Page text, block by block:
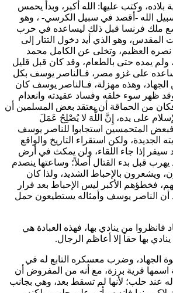
بلاده، وكتب عليها: الله أكبر، وبدأ يحمس
الله -أقصد في سبيل الكرسي- ، وهو
ملك فرنسا قبل ذلك ليساعده في حرب
وهو الذي أيد دخول التتار إلى
العظيم، وتخلى عن الكامل محمد
ولم يمده حتى بالطعام، وقد كان قبل قليل
على غزو مصر، فـالناصر يوسف بكل
الجهاد، وهذه مهزلة، فـالناصر يوسف كان
ظهر سوء خلقه وفساد عقيدته وانعدام
من الحماقة أن يعتقد بعض المسلمين أن
على يده، إِنَّ اللَّهَ لا يُصْلِحُ عَمَلَ
للناصر يوسف
الجديدة، ولكن استقراء التاريخ والواقع
سيفر إذا جاء اللقاء، ولن يمكث في أرض
يهرب قبل بدء القتال أصلاً؛ وساعتها ينصدم
ويشعرون بالإحباط الشديد، ولذا كان
فخطؤهم الأكبر ليس الإحباط بعد فرار
أن الناصر يوسف وأمثاله يستطيعون حمل
فانظروا من ينادي بها، فهذه العبادة هي
بها حقاً إلا أعاظم الرجال.
الجهاد، وضرب معسكره التابع له في
قرية برزة، مع أنه من المفروض أن
عند حلب؛ لأنها لم تسقط بعد، وهي بجانب